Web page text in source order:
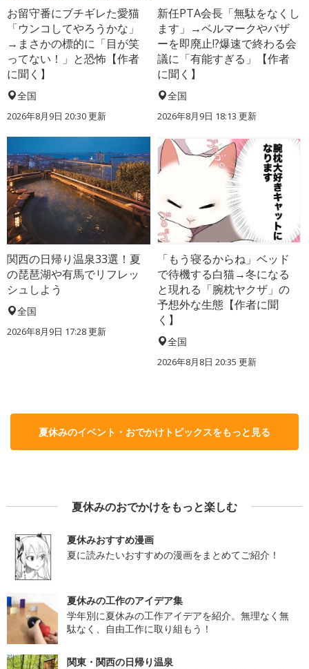
お留守番にブチギレた愛猫
「ウンコしてやろうかな」
→まさかの標的に「目が笑
ってない！」と恐怖【作者
に聞く】
全国
2026年8月9日 20:30更新
新任PTA会長「無駄をなくし
ます」→ベルマークやバザ
ーを即廃止!?爆速で終わる会
議に「有能すぎる」【作者
に聞く】
全国
2026年8月9日 18:13 更新
関西の日帰り温泉33選！夏
の琵琶湖や有馬でリフレッ
シュしよう
全国
2026年8月9日 17:28更新
「もう寝るからね」ベッド
で待機する白猫→冬になる
と現れる「腕枕ヤクザ」の
予想外な生態【作者に聞
く】
全国
2026年8月8日 20:35 更新
夏休みのイベント・おでかけトピックスをもっと見る
夏休みのおでかけをもっと楽しむ
夏休みおすすめ漫画
夏に読みたいおすすめの漫画をまとめてご紹介！
夏休みの工作のアイデア集
学年別に夏休みの工作アイデアを紹介。無理なく無
駄なく、自由工作に取り組もう！
関東・関西の日帰り温泉